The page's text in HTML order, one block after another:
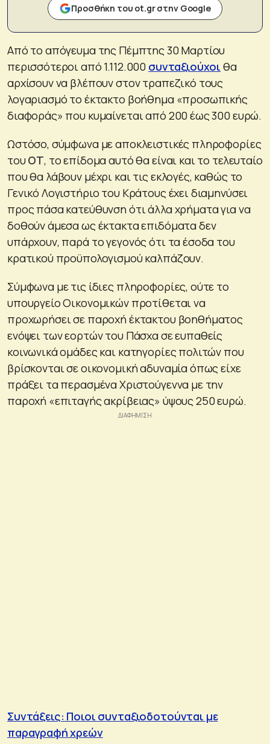
Προσθήκη του ot.gr στην Google
Από το απόγευμα της Πέμπτης 30 Μαρτίου
περισσότεροι από 1.112.000 συνταξιούχοι θα
αρχίσουν να βλέπουν στον τραπεζικό τους
λογαριασμό το έκτακτο βοήθημα «προσωπικής
διαφοράς» που κυμαίνεται από 200 έως 300 ευρώ.
Ωστόσο, σύμφωνα με αποκλειστικές πληροφορίες
τουΟΤ, το επίδομα αυτό θα είναι και το τελευταίο
που θα λάβουν μέχρι και τις εκλογές, καθώς το
Γενικό Λογιστήριο του Κράτους έχει διαμηνύσει
προς πάσα κατεύθυνση ότι άλλα χρήματα για να
δοθούν άμεσα ως έκτακτα επιδόματα δεν
υπάρχουν, παρά το γεγονός ότι τα έσοδα του
κρατικού προϋπολογισμού καλπάζουν.
Σύμφωνα με τις ίδιες πληροφορίες, ούτε το
υπουργείο Οικονομικών προτίθεται να
προχωρήσει σε παροχή έκτακτου βοηθήματος
ενόψει των εορτών του Πάσχα σε ευπαθείς
κοινωνικά ομάδες και κατηγορίες πολιτών που
βρίσκονται σε οικονομική αδυναμία όπως είχε
πράξει τα περασμένα Χριστούγεννα με την
παροχή «επιταγής ακρίβειας» ύψους 250 ευρώ.
Συντάξεις: Ποιοι συνταξιοδοτούνται με
παραγραφή χρεών